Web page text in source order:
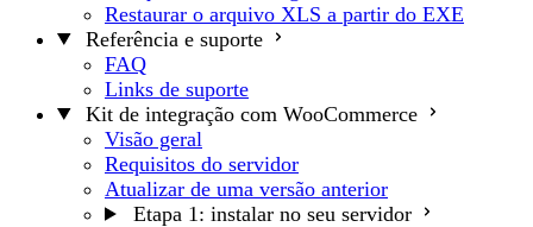
Restaurar o arquivo XLS a partir do EXE
Referência e suporte
FAQ
Links de suporte
Kit de integração com WooCommerce
Visão geral
Requisitos do servidor
Atualizar de uma versão anterior
Etapa 1: instalar no seu servidor